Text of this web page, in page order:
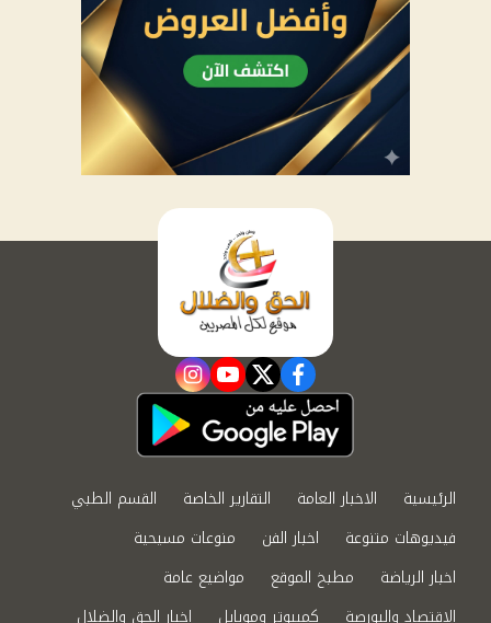
facebook
twitter
youtube
instagram
الرئيسية الاخبار العامة التقارير الخاصة
القسم الطبي
فيديوهات متنوعة
اخبار الفن
منوعات مسيحية
اخبار الرياضة
مطبخ الموقع
مواضيع عامة
الاقتصاد والبورصة
كمبيوتر وموبايل اخبار الحق والضلال